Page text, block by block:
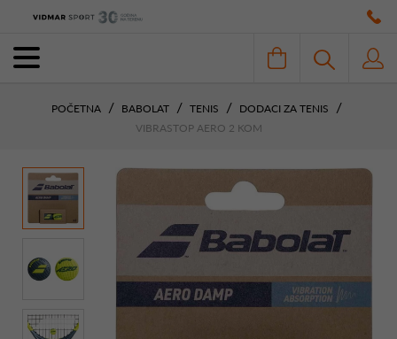
POČETNA BABOLAT TENIS
DODACI ZA TENIS
VIBRASTOP AERO 2 KOM